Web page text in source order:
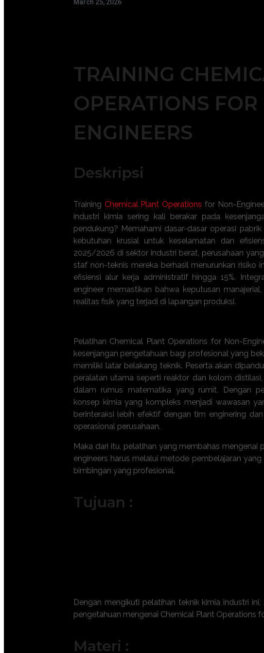
March 25, 2026
TRAINING
OPERATIONS
ENGINEERS
Deskripsi
Training Chemical Plant Operations for Non-
industri kimia sering kali berakar pada
pendukung? Memahami dasar-dasar operasi
kebutuhan krusial untuk keselamatan dan
2025/2026 di sektor industri berat, perusahaan
staf non-teknis mereka berhasil menurunkan risiko
efisiensi alur kerja administratif hingga 15%.
engineer memastikan bahwa keputusan
realitas fisik yang terjadi di lapangan produksi.
Pelatihan Chemical Plant Operations for Non-
kesenjangan pengetahuan bagi profesional yang
memiliki latar belakang teknik. Peserta akan
peralatan utama seperti reaktor dan kolom
dalam rumus matematika yang rumit. Dengan
konsep kimia yang kompleks menjadi wawasan
berinteraksi lebih efektif dengan tim enginering
operasional perusahaan.
Maka dari itu, pelatihan yang membahas
engineers harus melalui metode pembelajaran
bimbingan yang profesional.
Tujuan :
Dengan mengikuti pelatihan teknik kimia industri
pengetahuan mengenai Chemical Plant Operations
Materi :